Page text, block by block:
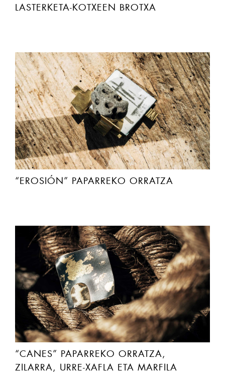
LASTERKETA-KOTXEEN BROTXA
“EROSIÓN” PAPARREKO ORRATZA
“CANES” PAPARREKO ORRATZA,
ZILARRA, URRE-XAFLA ETA MARFILA